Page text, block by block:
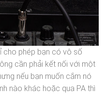
cho phép bạn có vô số
cần phải kết nối với một
nếu bạn muốn cắm nó
nào khác hoặc qua PA thì